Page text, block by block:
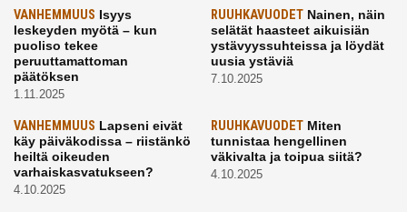
VANHEMMUUS Isyys
leskeyden myötä – kun
puoliso tekee
peruuttamattoman
päätöksen
1.11.2025
RUUHKAVUODETNainen, näin
selätät haasteet aikuisiän
ystävyyssuhteissa ja löydät
uusia ystäviä
7.10.2025
VANHEMMUUS Lapseni eivät
käy päiväkodissa – riistänkö
heiltä oikeuden
varhaiskasvatukseen?
4.10.2025
RUUHKAVUODETMiten
tunnistaa hengellinen
väkivalta ja toipua siitä?
4.10.2025